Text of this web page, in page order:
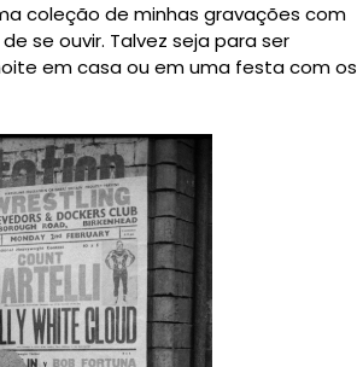
coleção de minhas gravações com
se ouvir. Talvez seja para ser
em casa ou em uma festa com os